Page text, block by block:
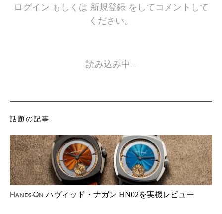
ログイン もしくは 新規登録をしてコメントして
ください。
読み込み中…
話題の記事
Hands-On ハヴィッド・ナガン HN02を実機レビュー